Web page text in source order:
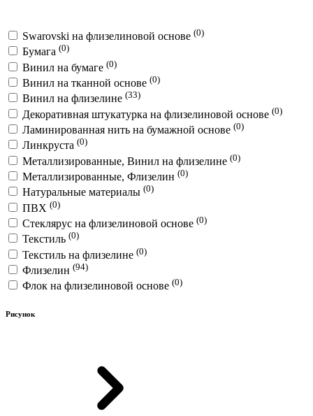
Swarovski на флизелиновой основе (0)
Бумага (0)
Винил на бумаге (0)
Винил на тканной основе (0)
Винил на флизелине (33)
Декоративная штукатурка на флизелиновой основе (0)
Ламинированная нить на бумажной основе (0)
Линкруста (0)
Металлизированные, Винил на флизелине (0)
Металлизированные, Флизелин (0)
Натуральные материалы (0)
ПВХ (0)
Стеклярус на флизелиновой основе (0)
Текстиль (0)
Текстиль на флизелине (0)
Флизелин (94)
Флок на флизелиновой основе (0)
Рисунок